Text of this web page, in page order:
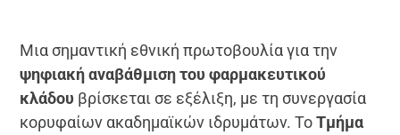
Μια σημαντική εθνική πρωτοβουλία για την
ψηφιακή αναβάθμιση του φαρμακευτικού
κλάδου βρίσκεται σε εξέλιξη, με τη συνεργασία
κορυφαίων ακαδημαϊκών ιδρυμάτων. ΤοΤμήμα